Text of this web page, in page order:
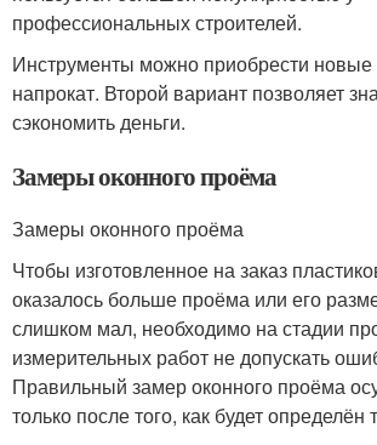
профессиональных строителей.
Инструменты можно приобрести новые
напрокат. Второй вариант позволяет
сэкономить деньги.
Замеры оконного проёма
Замеры оконного проёма
Чтобы изготовленное на заказ
оказалось больше проёма или его
слишком мал, необходимо на стадии
измерительных работ не допускать
Правильный замер оконного проёма
только после того, как будет определён